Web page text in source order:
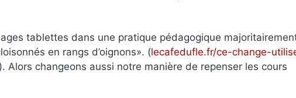
tablettes dans une pratique pédagogique
en rangs d’oignons». (lecafedufle.fr/ce-change-
). Alors changeons aussi notre manière de repenser les cours